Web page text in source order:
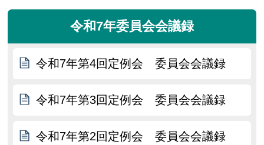
令和7年委員会会議録
令和7年第4回定例会 委員会会議録
令和7年第3回定例会 委員会会議録
令和7年第2回定例会 委員会会議録